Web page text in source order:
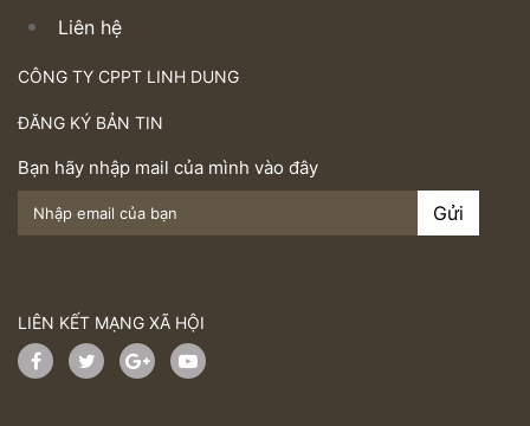
Liên hệ
CÔNG TY CPPT LINH DUNG
ĐĂNG KÝ BẢN TIN
Bạn hãy nhập mail của mình vào đây
LIÊN KẾT MẠNG XÃ HỘI